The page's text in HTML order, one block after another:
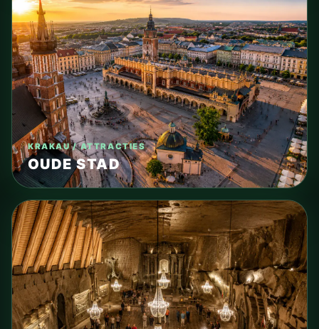
KRAKAU / ATTRACTIES
OUDE STAD